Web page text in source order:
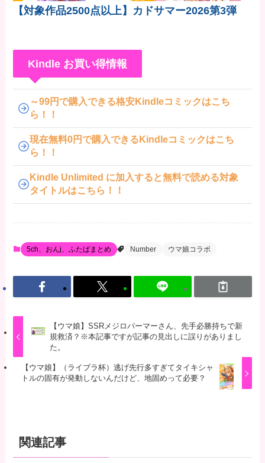
【対象作品2500点以上】カドサマー2026第3弾
Kindle お買い得情報
～99円で購入できる格安Kindleコミックはこち
ら！！
現在無料0円で購入できるKindleコミックはこち
ら！！
Kindle Unlimited に加入すると無料で読める対象
タイトルはこちら！！
5ch、おんj、ふたばまとめ Number ウマ娘コラボ
【ウマ娘】SSRメジロパーマーさん、先手必勝持ちで新
規救済？※本記事ですが記事の見出しに誤りがありまし
た。
【ウマ娘】（ライブラ杯）逃げ先行多すぎてタイキシャ
トルの固有が発動しないんだけど、地固めって必要？
関連記事